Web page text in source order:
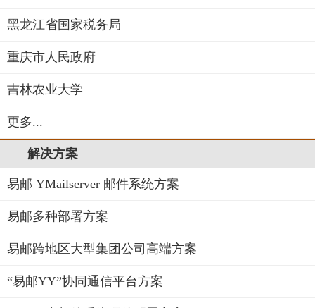
黑龙江省国家税务局
重庆市人民政府
吉林农业大学
更多...
解决方案
易邮 YMailserver 邮件系统方案
易邮多种部署方案
易邮跨地区大型集团公司高端方案
“易邮YY”协同通信平台方案